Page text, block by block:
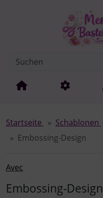
Springe zur Navigation
Startseite Schablonen
Embossing-Design
Avec
Embossing-Design